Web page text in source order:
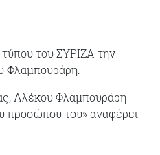
του ΣΥΡΙΖΑ την
Φλαμπουράρη.
Αλέκου Φλαμπουράρη
προσώπου του» αναφέρει